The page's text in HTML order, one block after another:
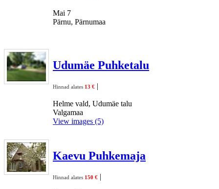
Mai 7
Pärnu, Pärnumaa
Udumäe Puhketalu
Hinnad alates 13 € |
Helme vald, Udumäe talu
Valgamaa
View images (5)
Kaevu Puhkemaja
Hinnad alates 150 € |